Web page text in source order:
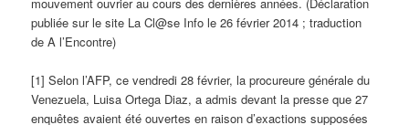
publiée sur le site La Cl@se Info le 26 février 2014 ; traduction
de A l’Encontre)
[1] Selon l’AFP, ce vendredi 28 février, la procureure générale du
Venezuela, Luisa Ortega Diaz, a admis devant la presse que 27
enquêtes avaient été ouvertes en raison d’exactions supposées